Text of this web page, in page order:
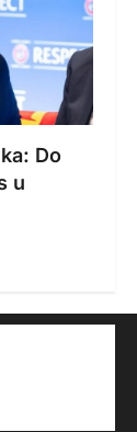
Do
u